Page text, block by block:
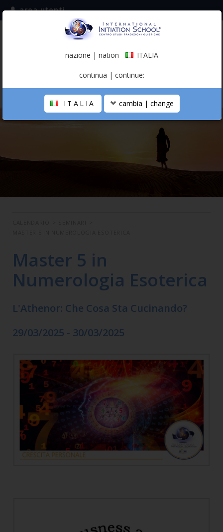
iscriviti alla mailing list
(italiano)
area utenti
LA SCUOLA
Master 5 in
Numerologia Esoterica
L'Athenor: Che Cosa Sta Cucinando?
29/03/2025 - 30/03/2025
nazione | nation ITALIA
continua | continue:
ITALIA cambia | change